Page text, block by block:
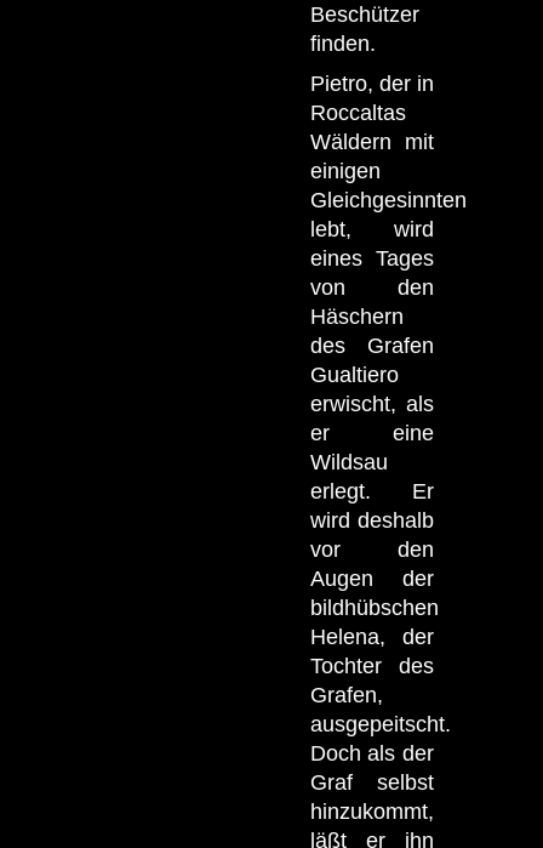
Beschützer
finden.
Pietro, der in
Roccaltas
Wäldern mit
einigen
Gleichgesinnten
lebt, wird
eines Tages
von den
Häschern
des Grafen
Gualtiero
erwischt, als
er eine
Wildsau
erlegt. Er
wird deshalb
vor den
Augen der
bildhübschen
Helena, der
Tochter des
Grafen,
ausgepeitscht.
Doch als der
Graf selbst
hinzukommt,
läßt er ihn